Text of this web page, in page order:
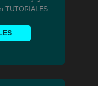
TUTORIALES.